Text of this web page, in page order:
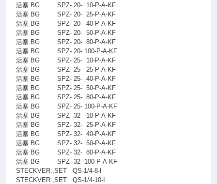
活塞 BG
SPZ- 20- 10-P-A-KF
活塞 BG
SPZ- 20- 25-P-A-KF
活塞 BG
SPZ- 20- 40-P-A-KF
活塞 BG
SPZ- 20- 50-P-A-KF
活塞 BG
SPZ- 20- 80-P-A-KF
活塞 BG
SPZ- 20- 100-P-A-KF
活塞 BG
SPZ- 25- 10-P-A-KF
活塞 BG
SPZ- 25- 25-P-A-KF
活塞 BG
SPZ- 25- 40-P-A-KF
活塞 BG
SPZ- 25- 50-P-A-KF
活塞 BG
SPZ- 25- 80-P-A-KF
活塞 BG
SPZ- 25- 100-P-A-KF
活塞 BG
SPZ- 32- 10-P-A-KF
活塞 BG
SPZ- 32- 25-P-A-KF
活塞 BG
SPZ- 32- 40-P-A-KF
活塞 BG
SPZ- 32- 50-P-A-KF
活塞 BG
SPZ- 32- 80-P-A-KF
活塞 BG
SPZ- 32- 100-P-A-KF
STECKVER.,SET
QS-1/4-8-I
STECKVER.,SET
QS-1/4-10-I